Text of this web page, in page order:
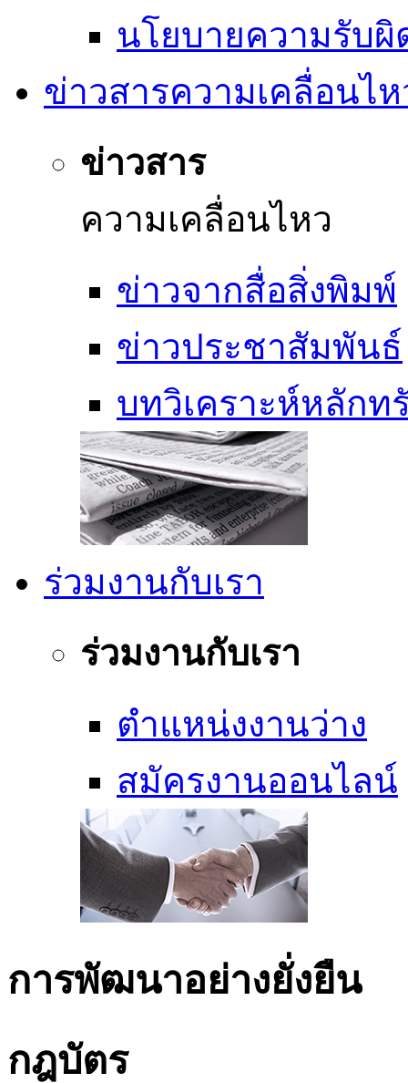
นโยบายความรับ
ข่าวสารความเคลื่อนไ
ข่าวสาร
ความเคลื่อนไหว
ข่าวจากสื่อสิ่งพิมพ์
ข่าวประชาสัมพันธ์
บทวิเคราะห์หลักท
ร่วมงานกับเรา
ร่วมงานกับเรา
ตำแหน่งงานว่าง
สมัครงานออนไลน์
การพัฒนาอย่างยั่งยืน
กฎบัตร